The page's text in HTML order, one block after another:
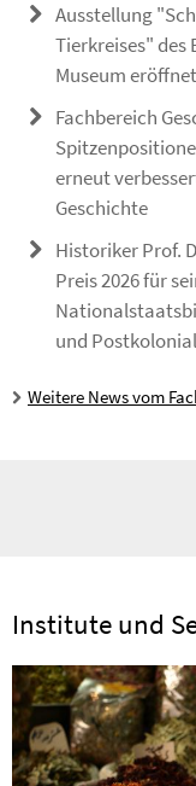
Ausstellung
Tierkreises" des
Museum
Fachbereich
erneut
Geschichte
Historiker Prof.
Preis 2026 für
und
Weitere News vom
Institute und